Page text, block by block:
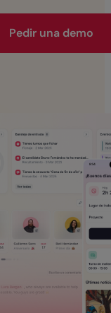
Pedir una demo